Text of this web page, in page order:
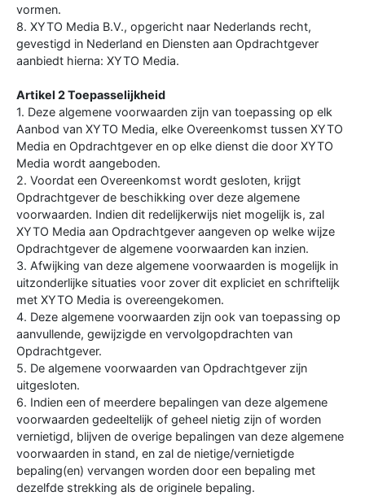
vormen.
8. XYTO Media B.V., opgericht naar Nederlands recht,
gevestigd in Nederland en Diensten aan Opdrachtgever
aanbiedt hierna: XYTO Media.
Artikel 2 Toepasselijkheid
1. Deze algemene voorwaarden zijn van toepassing op elk
Aanbod van XYTO Media, elke Overeenkomst tussen XYTO
Media en Opdrachtgever en op elke dienst die door XYTO
Media wordt aangeboden.
2. Voordat een Overeenkomst wordt gesloten, krijgt
Opdrachtgever de beschikking over deze algemene
voorwaarden. Indien dit redelijkerwijs niet mogelijk is, zal
XYTO Media aan Opdrachtgever aangeven op welke wijze
Opdrachtgever de algemene voorwaarden kan inzien.
3. Afwijking van deze algemene voorwaarden is mogelijk in
uitzonderlijke situaties voor zover dit expliciet en schriftelijk
met XYTO Media is overeengekomen.
4. Deze algemene voorwaarden zijn ook van toepassing op
aanvullende, gewijzigde en vervolgopdrachten van
Opdrachtgever.
5. De algemene voorwaarden van Opdrachtgever zijn
uitgesloten.
6. Indien een of meerdere bepalingen van deze algemene
voorwaarden gedeeltelijk of geheel nietig zijn of worden
vernietigd, blijven de overige bepalingen van deze algemene
voorwaarden in stand, en zal de nietige/vernietigde
bepaling(en) vervangen worden door een bepaling met
dezelfde strekking als de originele bepaling.